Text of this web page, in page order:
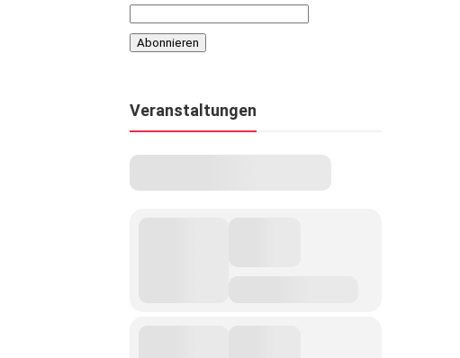
Veranstaltungen